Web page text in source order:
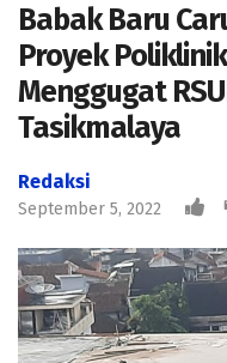
Babak Baru
Proyek
Menggugat
Tasikmalaya
Redaksi
September 5, 2022